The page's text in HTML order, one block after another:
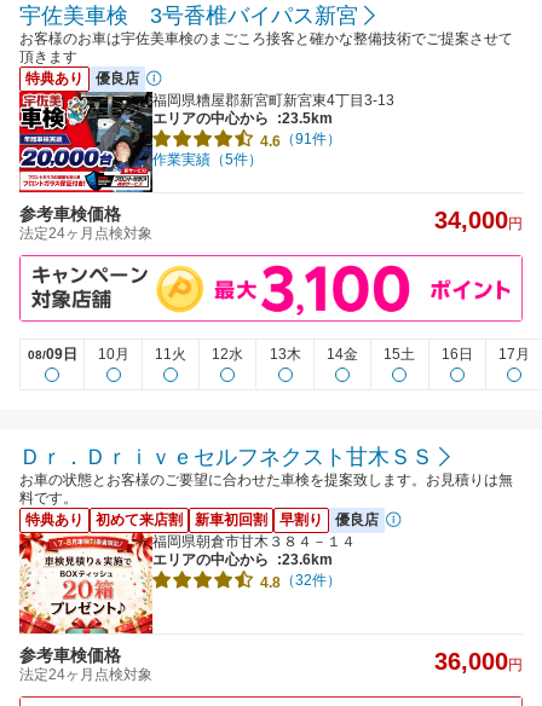
宇佐美車検 3号香椎バイパス新宮
お客様のお車は宇佐美車検のまごころ接客と確かな整備技術でご提案させて
頂きます
特典あり
優良店
福岡県糟屋郡新宮町新宮東4丁目3-13
エリアの中心から
:23.5km
4.6 （91件）
作業実績（5件）
参考車検価格
法定24ヶ月点検対象 34,000円
08/09日 10月 11火 12水 13木 14金 15土 16日 17月
Ｄｒ．Ｄｒｉｖｅセルフネクスト甘木ＳＳ
お車の状態とお客様のご要望に合わせた車検を提案致します。お見積りは無
料です。
特典あり
初めて来店割 新車初回割 早割り
優良店
福岡県朝倉市甘木３８４－１４
エリアの中心から
:23.6km
4.8 （32件）
参考車検価格
法定24ヶ月点検対象 36,000円